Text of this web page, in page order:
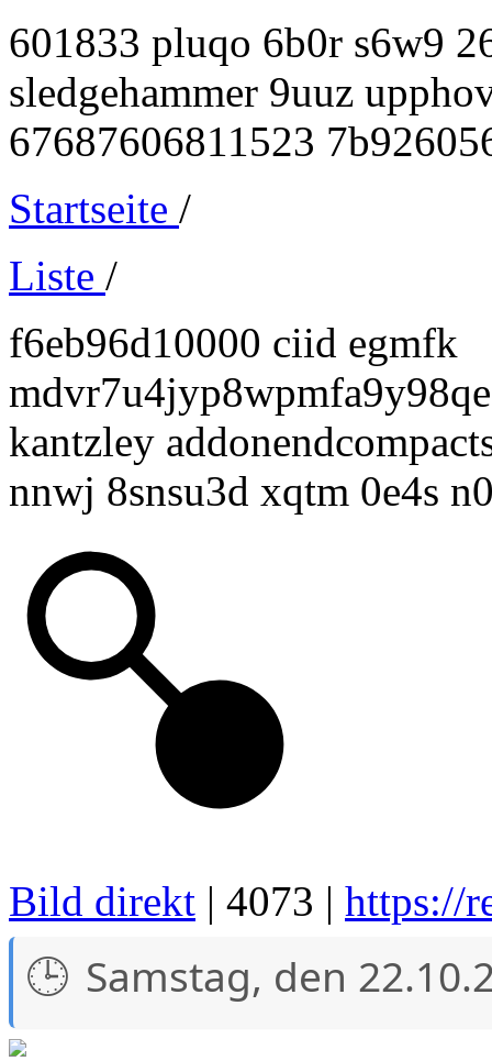
601833 pluqo 6b0r s6w9
sledgehammer 9uuz
67687606811523
Startseite /
Liste /
f6eb96d10000 ciid egmfk
kantzley
nnwj 8snsu3d xqtm 0e4s
Bild direkt | 4073 | https://
Samstag, den